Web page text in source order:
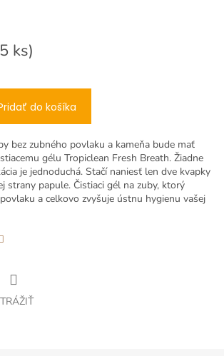
ks)
do košíka
bez zubného povlaku a kameňa bude mať
gélu Tropiclean Fresh Breath. Žiadne
je jednoduchá. Stačí naniesť len dve kvapky
strany papule. Čistiaci gél na zuby, ktorý
a celkovo zvyšuje ústnu hygienu vašej